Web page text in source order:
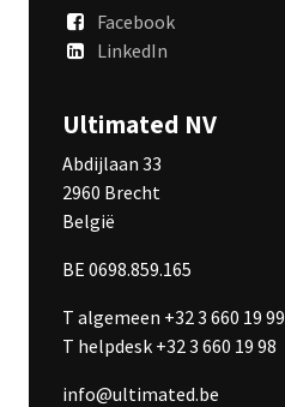
Facebook
LinkedIn
Ultimated NV
Abdijlaan 33
2960 Brecht
België
BE 0698.859.165
T algemeen +32 3 660 19 99
T helpdesk +32 3 660 19 98
info@ultimated.be